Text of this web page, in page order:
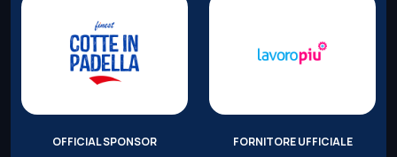
OFFICIAL SPONSOR FORNITORE UFFICIALE